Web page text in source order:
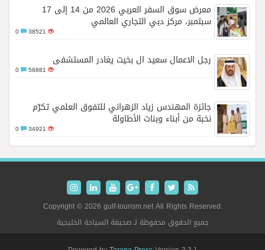
معرض سوق السفر العربي 2026 من 14 إلى 17
سبتمبر، مركز دبي التجاري العالمي
38521
رجل الاعمال سعيد ال بخيت يغادر المستشفى
56881
جائزة المهندس زياد الزهراني للتفوق العلمي تكرّم
نخبة من أبناء وبنات الأطاولة
34921
Copyright © 2026 gulf-tourism.net All Rights Reserved.
جميع الحقوق محفوظة لـ صحيفة السياحة الخليجية